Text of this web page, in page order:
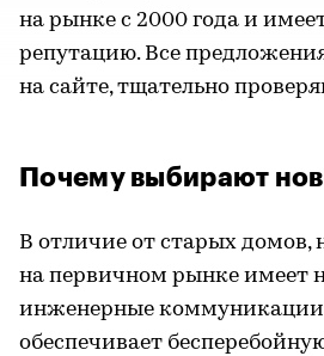
на рынке с 2000 года и
репутацию. Все
на сайте, тщательно
Почему выбирают
В отличие от старых
на первичном рынке имеет
инженерные
обеспечивает